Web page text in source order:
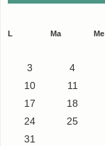
L Ma Me
3
4
10
11
17
18
24
25
31